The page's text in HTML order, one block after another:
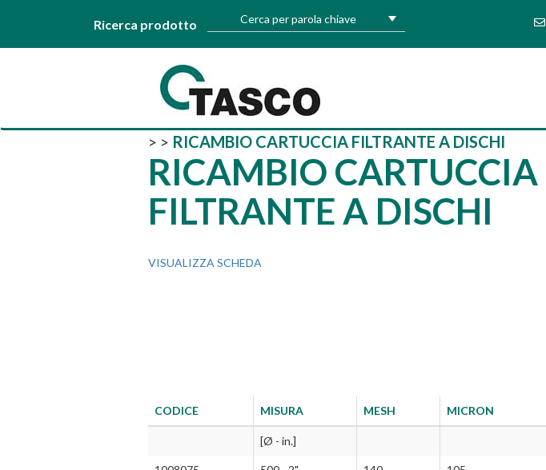
Ricerca prodotto Cerca per parola chiave
> > RICAMBIO CARTUCCIA FILTRANTE A DISCHI
RICAMBIO CARTUCCIA
FILTRANTE A DISCHI
VISUALIZZA SCHEDA
CODICE MISURA MESH MICRON
[Ø - in.]